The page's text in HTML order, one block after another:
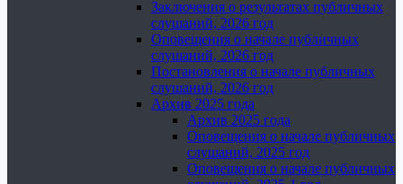
Заключения о результатах публичных
слушаний, 2026 год
Оповещения о начале публичных
слушаний, 2026 год
Постановления о начале публичных
слушаний, 2026 год
Архив 2025 года
Архив 2025 года
Оповещения о начале публичных
слушаний, 2025 год
Оповещения о начале публичных